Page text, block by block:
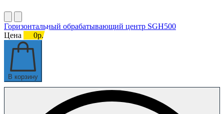
Горизонтальный обрабатывающий центр SGH500
Цена
0р.
В корзину